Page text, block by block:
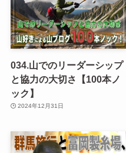
034.山でのリーダーシップ
と協力の大切さ【100本ノ
ック】
2024年12月31日